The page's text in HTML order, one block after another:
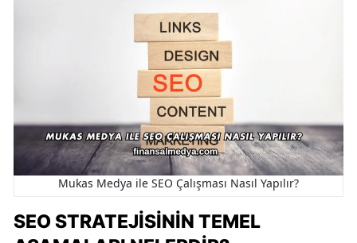
Mukas Medya ile SEO Çalışması Nasıl Yapılır?
SEO STRATEJISININ TEMEL